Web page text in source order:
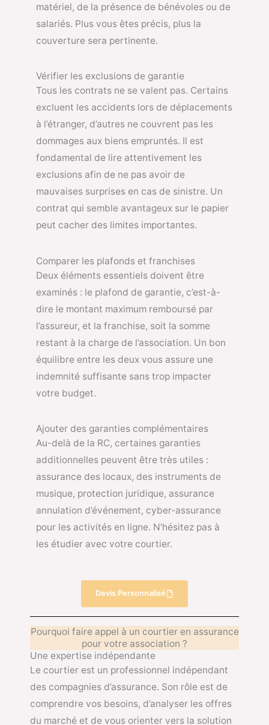
matériel, de la présence de bénévoles ou de
salariés. Plus vous êtes précis, plus la
couverture sera pertinente.
Vérifier les exclusions de garantie
Tous les contrats ne se valent pas. Certains
excluent les accidents lors de déplacements
à l’étranger, d’autres ne couvrent pas les
dommages aux biens empruntés. Il est
fondamental de lire attentivement les
exclusions afin de ne pas avoir de
mauvaises surprises en cas de sinistre. Un
contrat qui semble avantageux sur le papier
peut cacher des limites importantes.
Comparer les plafonds et franchises
Deux éléments essentiels doivent être
examinés : le plafond de garantie, c’est-à-
dire le montant maximum remboursé par
l’assureur, et la franchise, soit la somme
restant à la charge de l’association. Un bon
équilibre entre les deux vous assure une
indemnité suffisante sans trop impacter
votre budget.
Ajouter des garanties complémentaires
Au-delà de la RC, certaines garanties
additionnelles peuvent être très utiles :
assurance des locaux, des instruments de
musique, protection juridique, assurance
annulation d’événement, cyber-assurance
pour les activités en ligne. N’hésitez pas à
les étudier avec votre courtier.
Devis Personnalisé
Pourquoi faire appel à un courtier en assurance
pour votre association ?
Une expertise indépendante
Le courtier est un professionnel indépendant
des compagnies d’assurance. Son rôle est de
comprendre vos besoins, d’analyser les offres
du marché et de vous orienter vers la solution